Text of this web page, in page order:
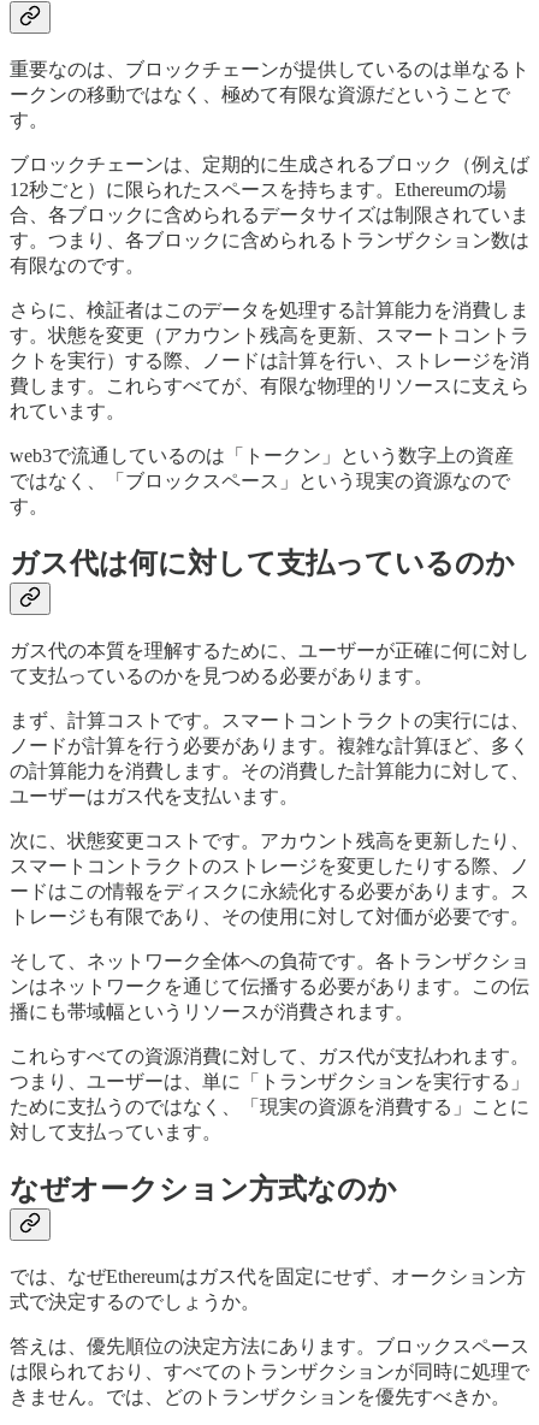
重要なのは、ブロックチェーンが提供しているのは単なるト
ークンの移動ではなく、極めて有限な資源だということで
す。
ブロックチェーンは、定期的に生成されるブロック（例えば
12秒ごと）に限られたスペースを持ちます。Ethereumの場
合、各ブロックに含められるデータサイズは制限されていま
す。つまり、各ブロックに含められるトランザクション数は
有限なのです。
さらに、検証者はこのデータを処理する計算能力を消費しま
す。状態を変更（アカウント残高を更新、スマートコントラ
クトを実行）する際、ノードは計算を行い、ストレージを消
費します。これらすべてが、有限な物理的リソースに支えら
れています。
web3で流通しているのは「トークン」という数字上の資産
ではなく、「ブロックスペース」という現実の資源なので
す。
ガス代は何に対して支払っているのか
ガス代の本質を理解するために、ユーザーが正確に何に対し
て支払っているのかを見つめる必要があります。
まず、計算コストです。スマートコントラクトの実行には、
ノードが計算を行う必要があります。複雑な計算ほど、多く
の計算能力を消費します。その消費した計算能力に対して、
ユーザーはガス代を支払います。
次に、状態変更コストです。アカウント残高を更新したり、
スマートコントラクトのストレージを変更したりする際、ノ
ードはこの情報をディスクに永続化する必要があります。ス
トレージも有限であり、その使用に対して対価が必要です。
そして、ネットワーク全体への負荷です。各トランザクショ
ンはネットワークを通じて伝播する必要があります。この伝
播にも帯域幅というリソースが消費されます。
これらすべての資源消費に対して、ガス代が支払われます。
つまり、ユーザーは、単に「トランザクションを実行する」
ために支払うのではなく、「現実の資源を消費する」ことに
対して支払っています。
なぜオークション方式なのか
では、なぜEthereumはガス代を固定にせず、オークション方
式で決定するのでしょうか。
答えは、優先順位の決定方法にあります。ブロックスペース
は限られており、すべてのトランザクションが同時に処理で
きません。では、どのトランザクションを優先すべきか。